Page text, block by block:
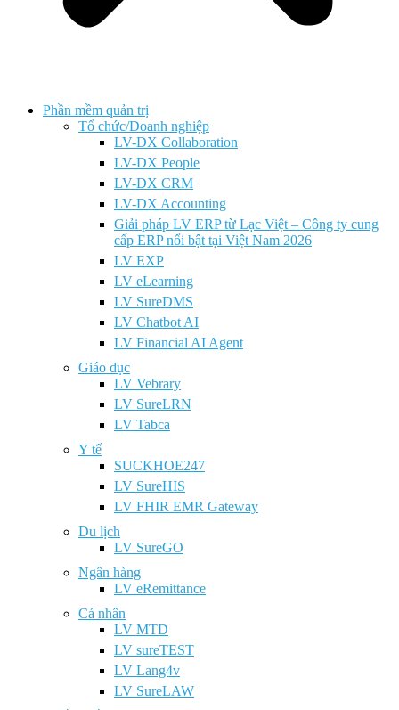
Phần mềm quản trị
Tổ chức/Doanh nghiệp
LV-DX Collaboration
LV-DX People
LV-DX CRM
LV-DX Accounting
Giải pháp LV ERP từ Lạc Việt – Công ty cung
cấp ERP nổi bật tại Việt Nam 2026
LV EXP
LV eLearning
LV SureDMS
LV Chatbot AI
LV Financial AI Agent
Giáo dục
LV Vebrary
LV SureLRN
LV Tabca
Y tế
SUCKHOE247
LV SureHIS
LV FHIR EMR Gateway
Du lịch
LV SureGO
Ngân hàng
LV eRemittance
Cá nhân
LV MTD
LV sureTEST
LV Lang4v
LV SureLAW